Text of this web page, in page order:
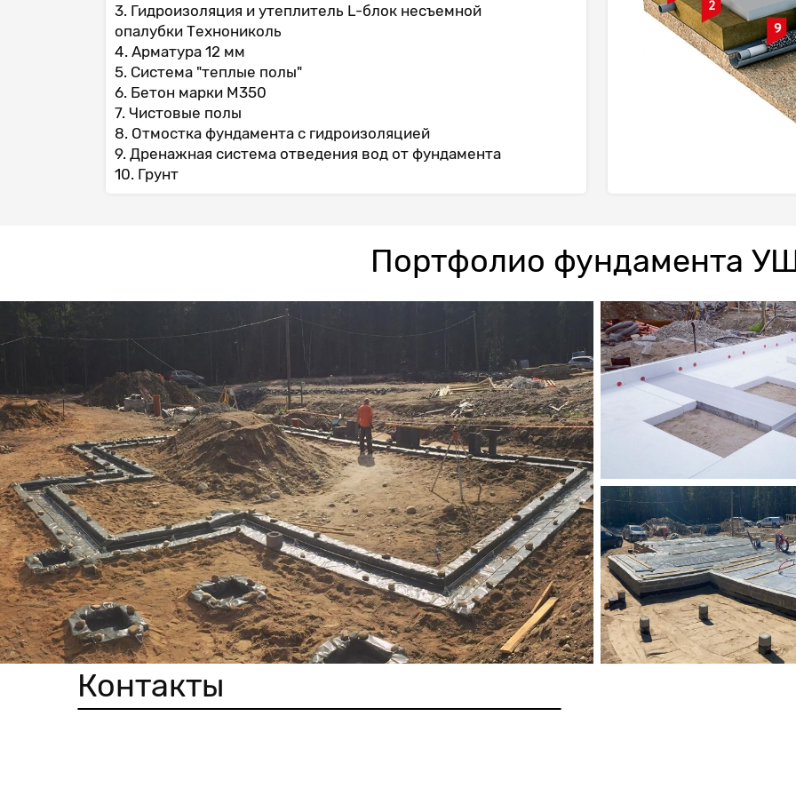
3. Гидроизоляция и утеплитель L-блок несъемной
опалубки Технониколь
4. Арматура 12 мм
5. Система "теплые полы"
6. Бетон марки М350
7. Чистовые полы
8. Отмостка фундамента с гидроизоляцией
9. Дренажная система отведения вод от фундамента
10. Грунт
Портфолио фундамента
Контакты